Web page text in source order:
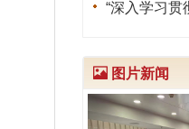
理论与方法
《中国特色
2025年选题
图片新闻
Previous